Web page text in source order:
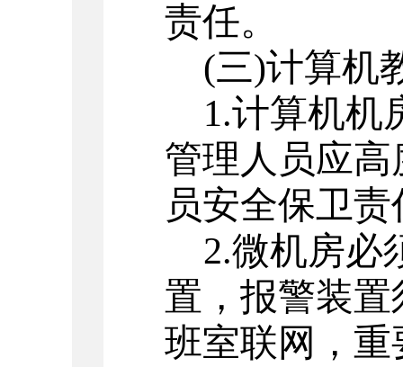
责任。
(三)计算机
1.计算机机
管理人员应
员安全保卫
2.微机房必
置，报警装
班室联网，